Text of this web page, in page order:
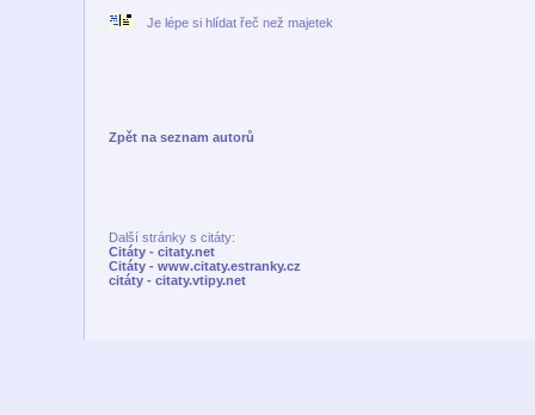
Je lépe si hlídat řeč než majetek
Zpět na seznam autorů
Další stránky s citáty:
Citáty - citaty.net
Citáty - www.citaty.estranky.cz
citáty - citaty.vtipy.net